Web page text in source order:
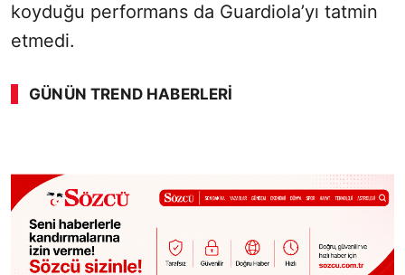
koyduğu performans da Guardiola’yı tatmin
etmedi.
GÜNÜN TREND HABERLERI